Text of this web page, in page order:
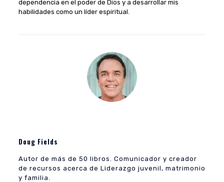
dependencia en el poder de Dios y a desarrollar mis
habilidades como un líder espiritual.
Doug Fields
Autor de más de 50 libros. Comunicador y creador
de recursos acerca de Liderazgo juvenil, matrimonio
y familia.